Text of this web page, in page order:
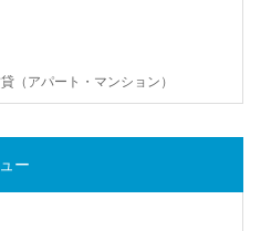
（アパート・マンション）
ー